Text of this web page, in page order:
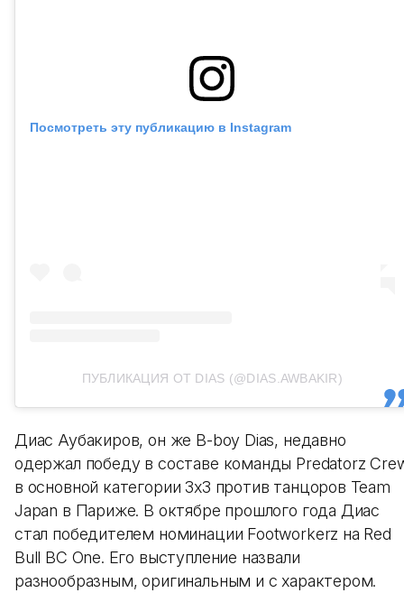
Посмотреть эту публикацию в Instagram
ПУБЛИКАЦИЯ ОТ DIAS (@DIAS.AWBAKIR)
Диас Аубакиров, он же B-boy Dias, недавно
одержал победу в составе команды Predatorz
в основной категории 3х3 против танцоров Team
Japan в Париже. В октябре прошлого года Диас
стал победителем номинации Footworkerz на Red
Bull BC One. Его выступление назвали
разнообразным, оригинальным и с характером.